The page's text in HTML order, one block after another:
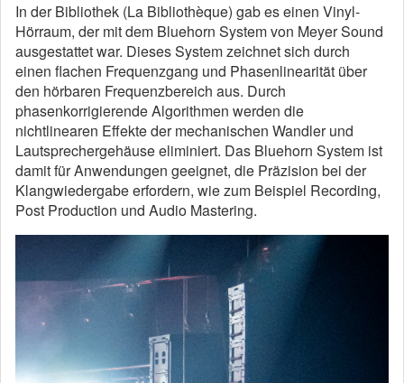
In der Bibliothek (La Bibliothèque) gab es einen Vinyl-
Hörraum, der mit dem Bluehorn System von Meyer Sound
ausgestattet war. Dieses System zeichnet sich durch
einen flachen Frequenzgang und Phasenlinearität über
den hörbaren Frequenzbereich aus. Durch
phasenkorrigierende Algorithmen werden die
nichtlinearen Effekte der mechanischen Wandler und
Lautsprechergehäuse eliminiert. Das Bluehorn System ist
damit für Anwendungen geeignet, die Präzision bei der
Klangwiedergabe erfordern, wie zum Beispiel Recording,
Post Production und Audio Mastering.